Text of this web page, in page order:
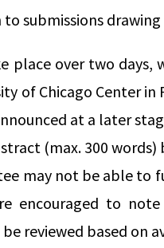
submissions
place over two days,
of Chicago Center
at a later
(max. 300 words)
may not be able to
encouraged to
reviewed based on